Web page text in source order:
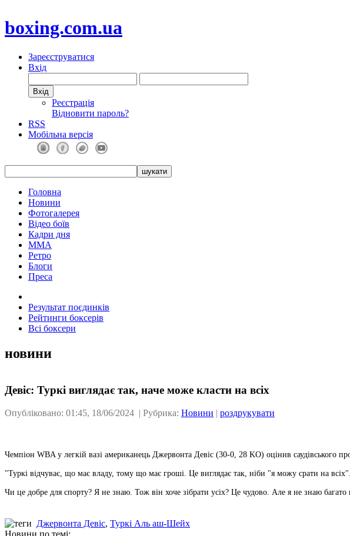
boxing.com.ua
Зареєструватися
Вхід
Реєстрація
Відновити пароль?
RSS
Мобільна версія
Головна
Новини
Фотогалерея
Відео боїв
Кадри дня
ММА
Ретро
Блоги
Преса
Результат поєдинків
Рейтинги боксерів
Всі боксери
новини
Девіс: Туркі виглядає так, наче може класти на всіх
Опубліковано: 01:45, 18/06/2024 | Рубрика: Новини | роздрукувати
Чемпіон WBA у легкій вазі американець Джервонта Девіс (30-0, 28 KO) оцінив саудівського
"Туркі відчуває, що має владу, тому що має гроші. Це виглядає так, ніби "я можу срати на
Чи це добре для спорту? Я не знаю. Тож він хоче зібрати усіх? Це чудово. Але я не знаю
Джервонта Девіс, Туркі Аль аш-Шейх
Новини по темі: